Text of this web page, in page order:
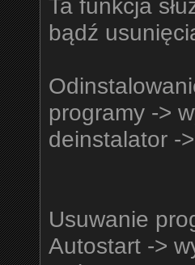
Ta funkcja
bądź
programy ->
deinstalator -
Usuwanie
Autostart ->